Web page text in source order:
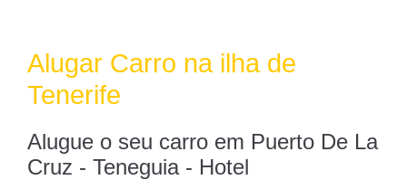
Alugar Carro na ilha de
Tenerife
Alugue o seu carro em Puerto De La
Cruz - Teneguia - Hotel